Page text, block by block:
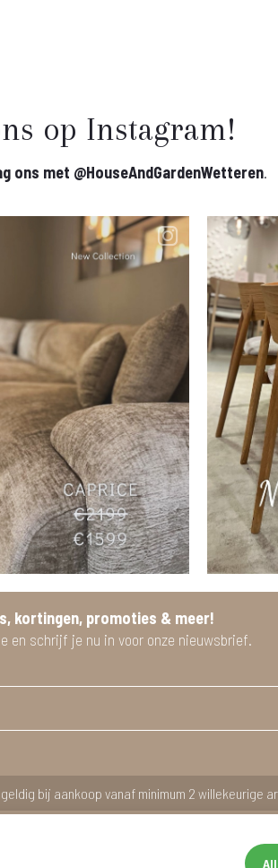
op Instagram!
ons met @HouseAndGardenWetteren.
kortingen, promoties & meer!
en schrijf je nu in voor onze nieuwsbrief.
bij aankoop vanaf minimum 2 willekeurige